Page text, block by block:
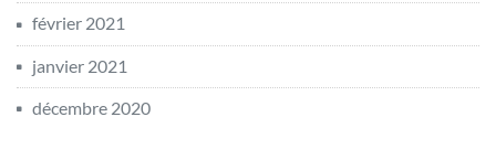
février 2021
janvier 2021
décembre 2020